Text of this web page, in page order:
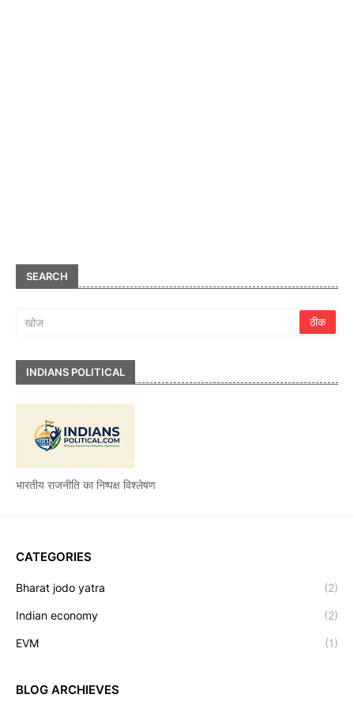
SEARCH
INDIANS POLITICAL
भारतीय राजनीति का निष्पक्ष विश्लेषण
CATEGORIES
Bharat jodo yatra (2)
Indian economy (2)
EVM (1)
BLOG ARCHIEVES